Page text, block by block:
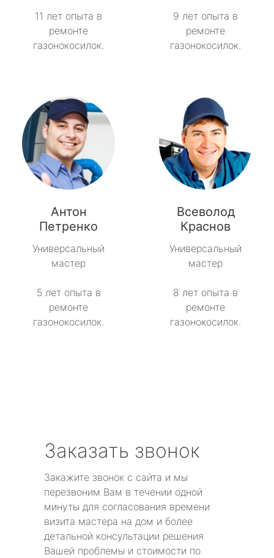
11 лет опыта в
ремонте
газонокосилок.
9 лет опыта в
ремонте
газонокосилок.
Антон
Петренко
Универсальный
мастер
5 лет опыта в
ремонте
газонокосилок.
Всеволод
Краснов
Универсальный
мастер
8 лет опыта в
ремонте
газонокосилок.
Заказать звонок
Закажите звонок с сайта и мы
перезвоним Вам в течении одной
минуты для согласования времени
визита мастера на дом и более
детальной консультации решения
Вашей проблемы и стоимости по